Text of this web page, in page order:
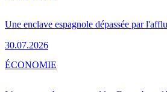
Une enclave espagnole dépassée par
30.07.2026
ÉCONOMIE